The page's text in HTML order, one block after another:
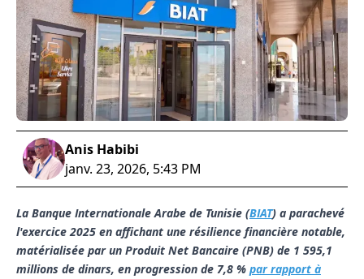
Anis Habibi
janv. 23, 2026, 5:43 PM
La Banque Internationale Arabe de Tunisie (BIAT) a parachevé
l'exercice 2025 en affichant une résilience financière notable,
matérialisée par un Produit Net Bancaire (PNB) de 1 595,1
millions de dinars, en progression de 7,8 % par rapport à